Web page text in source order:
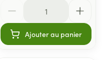
Ajouter au panier